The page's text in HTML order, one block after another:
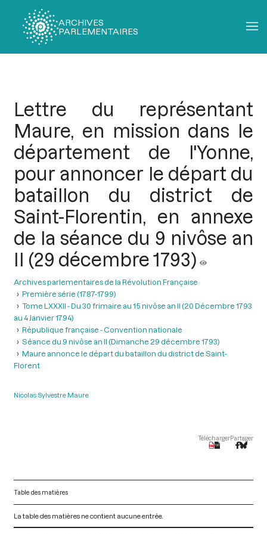
ARCHIVES
PARLEMENTAIRES
Lettre du représentant
Maure, en mission dans le
département de l'Yonne,
pour annoncer le départ du
bataillon du district de
Saint-Florentin, en annexe
de la séance du 9 nivôse an
II (29 décembre 1793)
Archives parlementaires de la Révolution Française
Première série (1787-1799)
Tome LXXXII - Du 30 frimaire au 15 nivôse an II (20 Décembre 1793
au 4 Janvier 1794)
République française - Convention nationale
Séance du 9 nivôse an II (Dimanche 29 décembre 1793)
Maure annonce le départ du bataillon du district de Saint-
Florent
Nicolas Sylvestre Maure
TéléchargerPartager
Table des matières
La table des matières ne contient aucune entrée.